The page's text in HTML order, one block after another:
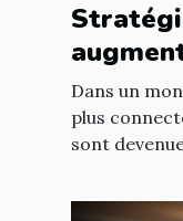
Dans un
plus
sont